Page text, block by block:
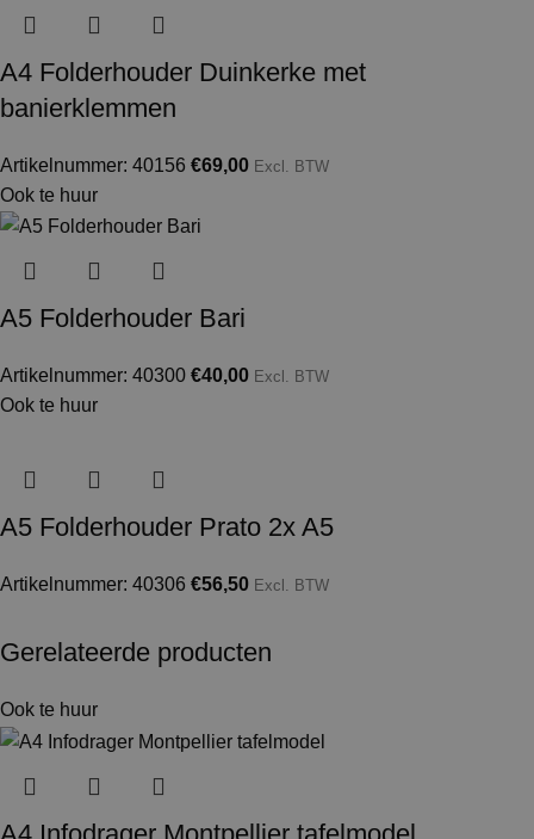
A4 Folderhouder Duinkerke met
banierklemmen
Artikelnummer: 40156 €69,00 Excl. BTW
Ook te huur
A5 Folderhouder Bari
Artikelnummer: 40300 €40,00 Excl. BTW
Ook te huur
A5 Folderhouder Prato 2x A5
Artikelnummer: 40306 €56,50 Excl. BTW
Gerelateerde producten
Ook te huur